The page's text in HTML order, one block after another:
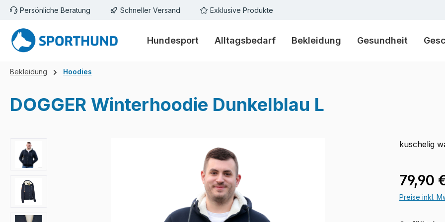
Hauptinhalt springen
Zur Suche springen
Zur Hauptnavigation springen
Persönliche Beratung Schneller Versand Exklusive Produkte
Hundesport Alltagsbedarf Bekleidung Gesundheit
Bekleidung Hoodies
DOGGER Winterhoodie Dunkelblau L
Bildergalerie überspringen kuschelig
79,90
Preise inkl.